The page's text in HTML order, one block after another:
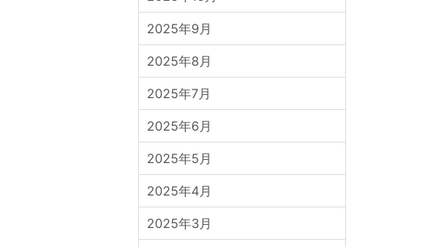
2025年9月
2025年8月
2025年7月
2025年6月
2025年5月
2025年4月
2025年3月